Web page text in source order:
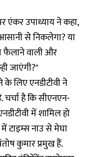
एंकर उपाध्याय ने कहा,
से निकलेगा? या
फैलाने वाली और
जाएंगी?"
लिए एनडीटीवी ने
चर्चा है कि सीएनएन-
में शामिल हो
टाइम्स नाउ से मेघा
कुमार प्रमुख हैं.